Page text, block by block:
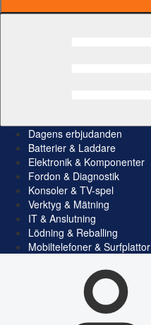
Dagens erbjudanden
Batterier & Laddare
Elektronik & Komponenter
Fordon & Diagnostik
Konsoler & TV-spel
Verktyg & Mätning
IT & Anslutning
Lödning & Reballing
Mobiltelefoner & Surfplattor